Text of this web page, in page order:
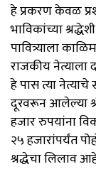
हे प्रकरण केवळ
भाविकांच्या
पावित्र्याला
राजकीय नेत्याला
हे पास त्या
दूरवरून आलेल्या
हजार रुपयांना
२५ हजारांपर्यंत
श्रद्धेचा लिलाव